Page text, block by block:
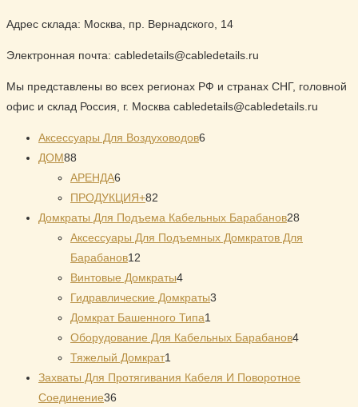
Адрес склада: Москва, пр. Вернадского, 14
Электронная почта: cabledetails@cabledetails.ru
Мы представлены во всех регионах РФ и странах СНГ, головной
офис и склад Россия, г. Москва cabledetails@cabledetails.ru
Аксессуары Для Воздуховодов6
ДОМ88
товаров
АРЕНДА6
товаров
ПРОДУКЦИЯ+82
товара
Домкраты Для Подъема Кабельных Барабанов28
товаров
Аксессуары Для Подъемных Домкратов Для
Барабанов12
товаров
Винтовые Домкраты44
товара
Гидравлические Домкраты3
Домкрат Башенного Типа1
товар
Оборудование Для Кабельных Барабанов44
Тяжелый Домкрат1
товар
Захваты Для Протягивания Кабеля И Поворотное
Соединение36